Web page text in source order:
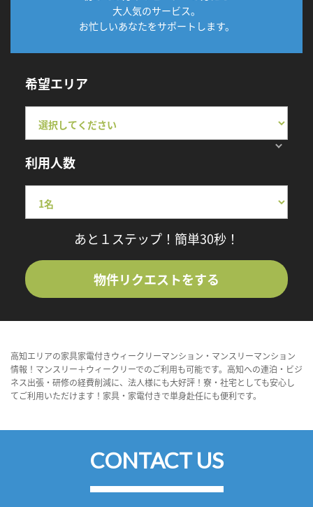
大人気のサービス。
お忙しいあなたをサポートします。
希望エリア
利用人数
あと１ステップ！簡単30秒！
物件リクエストをする
高知エリアの家具家電付きウィークリーマンション・マンスリーマンション
情報！マンスリー＋ウィークリーでのご利用も可能です。高知への連泊・ビジ
ネス出張・研修の経費削減に、法人様にも大好評！寮・社宅としても安心し
てご利用いただけます！家具・家電付きで単身赴任にも便利です。
CONTACT US